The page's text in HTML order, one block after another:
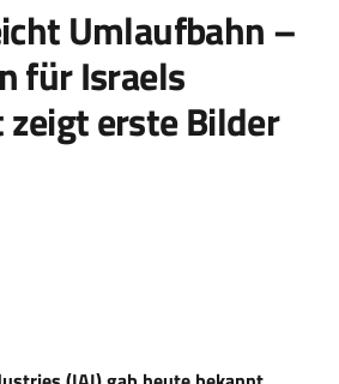
Umlaufbahn –
für Israels
erste Bilder